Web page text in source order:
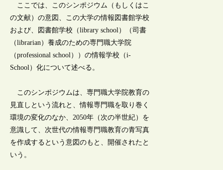
ここでは、このシンポジウム（もしくはこ
の文献）の意図、この大学の情報図書館学校
および、図書館学校（library school）（司書
（librarian）養成のための専門職大学院
（professional school））の情報学校（i-
School）化について述べる。
このシンポジウムは、専門職大学院教育の
見直しという流れと、情報専門職を取り巻く
環境の変化のなか、2050年（次の半世紀）を
意識して、次世代の情報専門職教育の青写真
を作成するという意図のもと、開催されたと
いう。